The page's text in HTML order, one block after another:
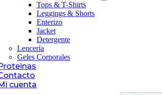
Tops & T-Shirts
Leggings & Shorts
Enterizo
Jacket
Detergente
Lencería
Geles Corporales
cuenta